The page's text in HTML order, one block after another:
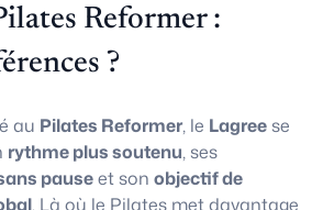
Reformer :
?
au Pilates Reformer, le Lagree se
rythme plus soutenu, ses
pauseet son objectif de
. Là où le Pilates met davantage